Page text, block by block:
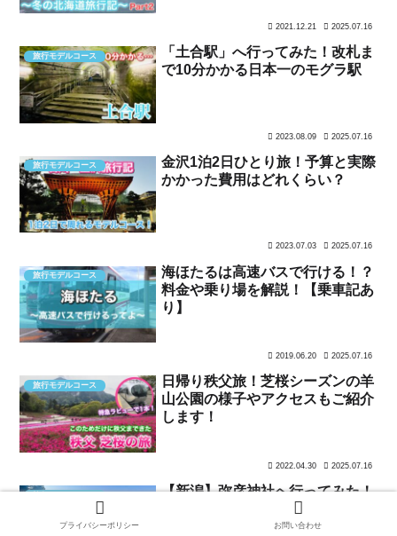
2021.12.21 2025.07.16
旅行モデルコース
「土合駅」へ行ってみた！改札ま
で10分かかる日本一のモグラ駅
2023.08.09 2025.07.16
旅行モデルコース
金沢1泊2日ひとり旅！予算と実際
かかった費用はどれくらい？
2023.07.03 2025.07.16
旅行モデルコース
海ほたるは高速バスで行ける！？
料金や乗り場を解説！【乗車記あ
り】
2019.06.20 2025.07.16
旅行モデルコース
日帰り秩父旅！芝桜シーズンの羊
山公園の様子やアクセスもご紹介
します！
2022.04.30 2025.07.16
【新潟】弥彦神社へ行ってみた！
くべきことまとめ
プライバシーポリシー お問い合わせ